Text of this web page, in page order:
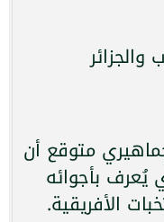
متوقع أن
يُعرف بأجوائه
الأفريقية.